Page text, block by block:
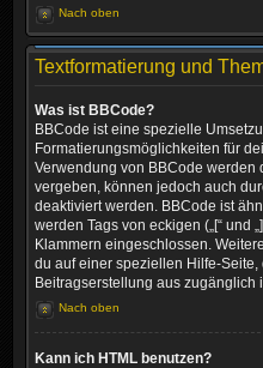
Nach oben
Textformatierung und
Was ist BBCode?
BBCode ist eine spezielle
Formatierungsmöglichkeiten für
Verwendung von BBCode werden
vergeben, können jedoch auch
deaktiviert werden. BBCode ist
werden Tags von eckigen („[“ und
Klammern eingeschlossen.
du auf einer speziellen Hilfe-Seite,
Beitragserstellung aus zugänglich
Nach oben
Kann ich HTML benutzen?